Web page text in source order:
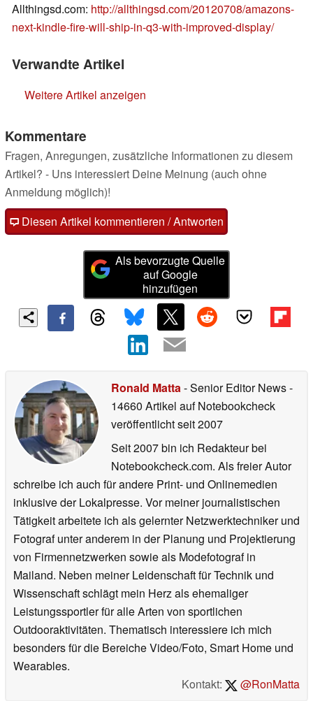
Allthingsd.com: http://allthingsd.com/20120708/amazons-
next-kindle-fire-will-ship-in-q3-with-improved-display/
Verwandte Artikel
Weitere Artikel anzeigen
Kommentare
Fragen, Anregungen, zusätzliche Informationen zu diesem
Artikel? - Uns interessiert Deine Meinung (auch ohne
Anmeldung möglich)!
Diesen Artikel kommentieren / Antworten
Als bevorzugte Quelle
auf Google
hinzufügen
Ronald Matta- Senior Editor News-
14660 Artikel auf Notebookcheck
veröffentlichtseit 2007
Seit 2007 bin ich Redakteur bei
Notebookcheck.com. Als freier Autor
schreibe ich auch für andere Print- und Onlinemedien
inklusive der Lokalpresse. Vor meiner journalistischen
Tätigkeit arbeitete ich als gelernter Netzwerktechniker und
Fotograf unter anderem in der Planung und Projektierung
von Firmennetzwerken sowie als Modefotograf in
Mailand. Neben meiner Leidenschaft für Technik und
Wissenschaft schlägt mein Herz als ehemaliger
Leistungssportler für alle Arten von sportlichen
Outdooraktivitäten. Thematisch interessiere ich mich
besonders für die Bereiche Video/Foto, Smart Home und
Wearables.
Kontakt:
@RonMatta